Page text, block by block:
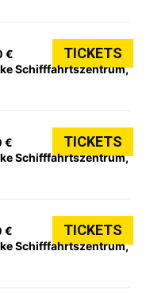
Schifffahrtszentrum,
€ TICKETS
Schifffahrtszentrum,
€ TICKETS
Schifffahrtszentrum,
€ TICKETS